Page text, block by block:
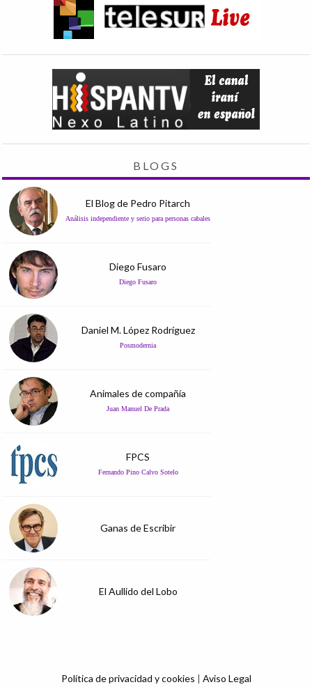
BLOGS
El Blog de Pedro Pitarch
Análisis independiente y serio para personas cabales
Diego Fusaro
Diego Fusaro
Daniel M. López Rodríguez
Posmodernia
Animales de compañía
Juan Manuel De Prada
FPCS
Fernando Pino Calvo Sotelo
Ganas de Escribir
El Aullido del Lobo
Política de privacidad y cookies | Aviso Legal